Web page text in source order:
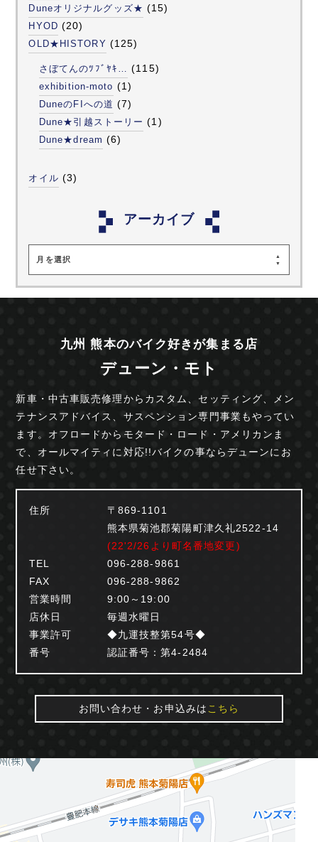
Duneオリジナルグッズ★ (15)
HYOD (20)
OLD★HISTORY (125)
さぼてんのﾂﾌﾞﾔｷ… (115)
exhibition-moto (1)
DuneのFIへの道 (7)
Dune★引越ストーリー (1)
Dune★dream (6)
オイル (3)
アーカイブ
月を選択
九州 熊本のバイク好きが集まる店
デューン・モト
新車・中古車販売修理からカスタム、セッティング、
メン
テナンスアドバイス、サスペンション専門事業もやってい
ます。オフロードからモタード・ロード・ アメリカンま
で、オールマイティに対応!!バイクの事ならデューンにお
任せ下さい。
住所
〒869-1101
熊本県菊池郡菊陽町津久礼2522-14
(22'2/26より町名番地変更)
TEL
096-288-9861
FAX
096-288-9862
営業時間
9:00～19:00
店休日
毎週水曜日
事業許可
番号
◆九運技整第54号◆
認証番号：第4-2484
お問い合わせ・お申込みはこちら